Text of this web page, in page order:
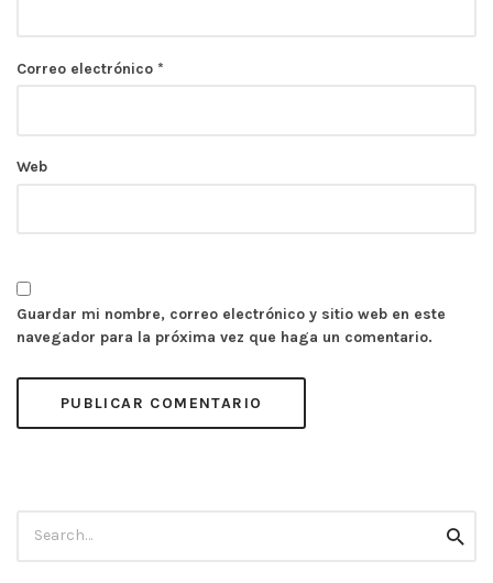
Correo electrónico *
Web
Guardar mi nombre, correo electrónico y sitio web en este
navegador para la próxima vez que haga un comentario.
for: